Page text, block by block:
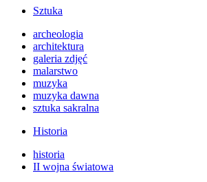
Sztuka
archeologia
architektura
galeria zdjęć
malarstwo
muzyka
muzyka dawna
sztuka sakralna
Historia
historia
II wojna światowa